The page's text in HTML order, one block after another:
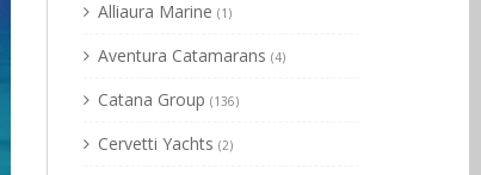
Alliaura Marine (1)
Aventura Catamarans (4)
Catana Group (136)
Cervetti Yachts (2)